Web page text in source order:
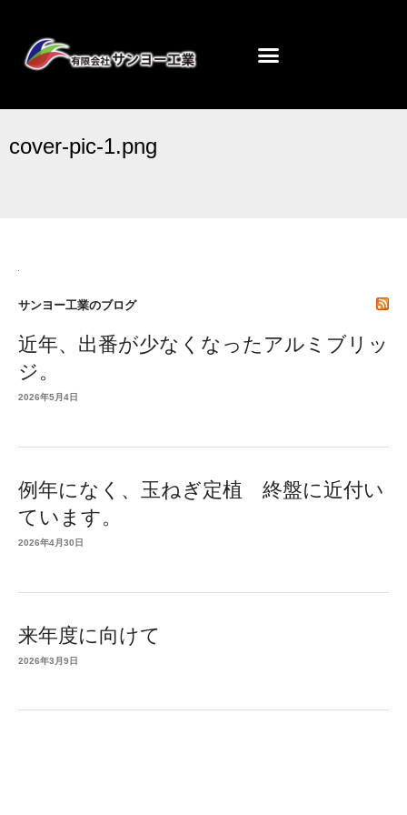
cover-pic-1.png
サンヨー工業のブログ
近年、出番が少なくなったアルミブリッ
ジ。
2026年5月4日
例年になく、玉ねぎ定植 終盤に近付い
ています。
2026年4月30日
来年度に向けて
2026年3月9日